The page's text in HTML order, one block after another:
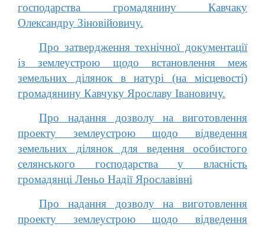
господарства громадянину Кавчаку
Олександру Зіновійовичу.
Про затвердження технічної документації
із землеустрою щодо встановлення меж
земельних ділянок в натурі (на місцевості)
громадянину Кавчуку Ярославу Івановичу.
Про надання дозволу на виготовлення
проекту землеустрою щодо відведення
земельних ділянок для ведення особистого
селянського господарства у власність
громадянці Леньо Надії Ярославівні
Про надання дозволу на виготовлення
проекту землеустрою щодо відведення